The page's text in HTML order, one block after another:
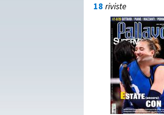
18 riviste